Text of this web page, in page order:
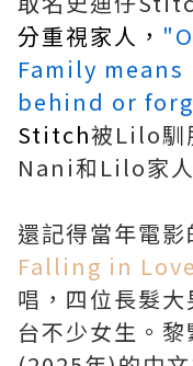
分重視家人，
Family
behind or
Stitch被Lilo馴
Nani和Lilo家人
還記得當年電
Falling in Love
唱，四位長髮
台不少女生。